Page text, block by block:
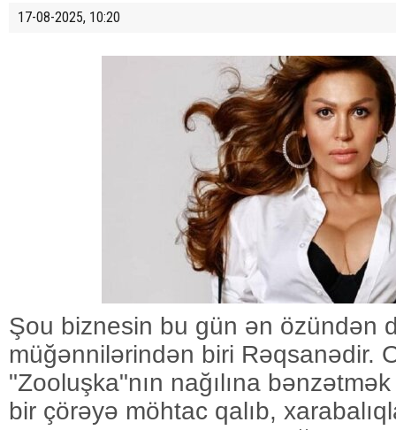
17-08-2025, 10:20
Şou biznesin bu gün ən özündən
müğənnilərindən biri Rəqsanədir.
"Zooluşka"nın nağılına
bir çörəyə möhtac qalıb,